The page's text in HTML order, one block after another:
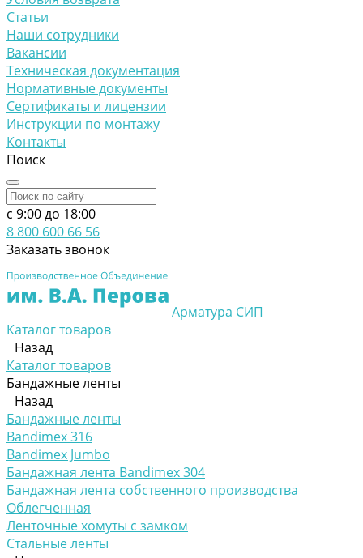
Статьи
Наши сотрудники
Вакансии
Техническая документация
Нормативные документы
Сертификаты и лицензии
Инструкции по монтажу
Контакты
Поиск
c 9:00 до 18:00
8 800 600 66 56
Заказать звонок
Арматура СИП
Каталог товаров
Назад
Каталог товаров
Бандажные ленты
Назад
Бандажные ленты
Bandimex 316
Bandimex Jumbo
Бандажная лента Bandimex 304
Бандажная лента собственного производства
Облегченная
Ленточные хомуты с замком
Стальные ленты